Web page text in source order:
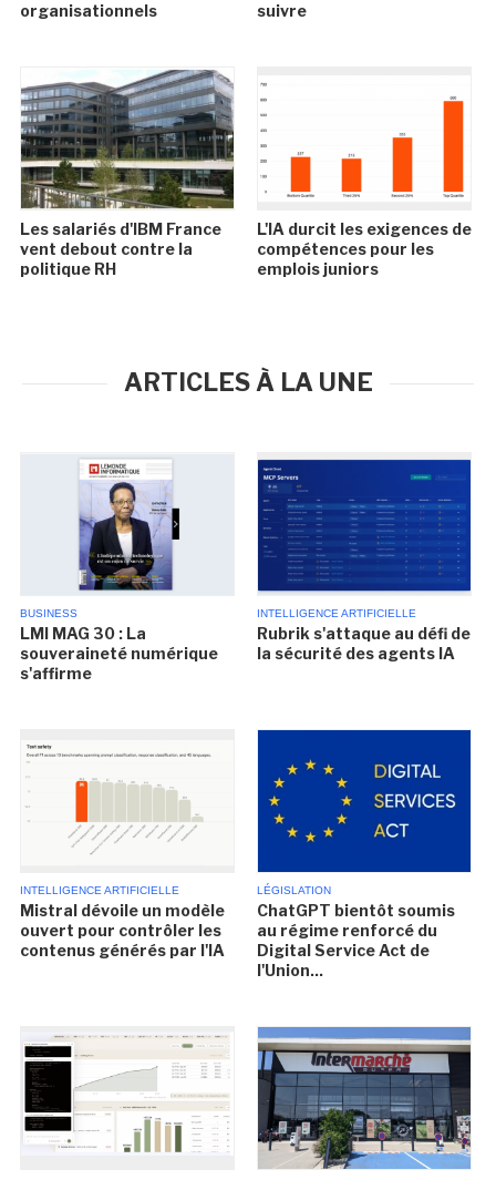
organisationnels
suivre
Les salariés d'IBM France
vent debout contre la
politique RH
L'IA durcit les exigences de
compétences pour les
emplois juniors
ARTICLES À LA UNE
BUSINESS
LMI MAG 30 : La
souveraineté numérique
s'affirme
INTELLIGENCE ARTIFICIELLE
Rubrik s'attaque au défi de
la sécurité des agents IA
INTELLIGENCE ARTIFICIELLE
Mistral dévoile un modèle
ouvert pour contrôler les
contenus générés par l'IA
LÉGISLATION
ChatGPT bientôt soumis
au régime renforcé du
Digital Service Act de
l'Union...